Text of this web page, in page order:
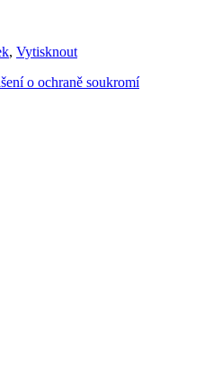
, Vytisknout
o ochraně soukromí